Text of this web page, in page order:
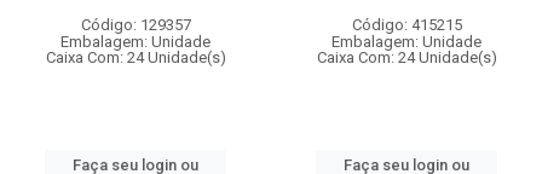
Código: 129357
Embalagem: Unidade
Caixa Com: 24 Unidade(s)
Faça seu login ou
Código: 415215
Embalagem: Unidade
Caixa Com: 24 Unidade(s)
Faça seu login ou